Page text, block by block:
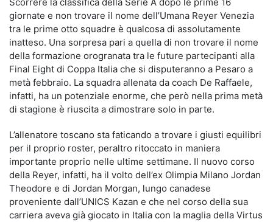
Scorrere la classifica della Serie A dopo le prime 16
giornate e non trovare il nome dell’Umana Reyer Venezia
tra le prime otto squadre è qualcosa di assolutamente
inatteso. Una sorpresa pari a quella di non trovare il nome
della formazione orogranata tra le future partecipanti alla
Final Eight di Coppa Italia che si disputeranno a Pesaro a
metà febbraio. La squadra allenata da coach De Raffaele,
infatti, ha un potenziale enorme, che però nella prima metà
di stagione è riuscita a dimostrare solo in parte.
L’allenatore toscano sta faticando a trovare i giusti equilibri
per il proprio roster, peraltro ritoccato in maniera
importante proprio nelle ultime settimane. Il nuovo corso
della Reyer, infatti, ha il volto dell’ex Olimpia Milano Jordan
Theodore e di Jordan Morgan, lungo canadese
proveniente dall’UNICS Kazan e che nel corso della sua
carriera aveva già giocato in Italia con la maglia della Virtus